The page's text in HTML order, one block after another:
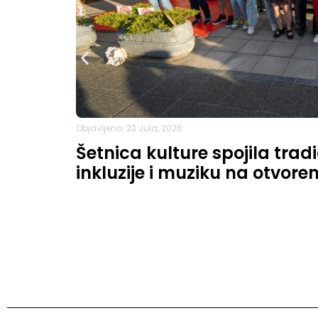
Objavljeno: 23 Jula, 2026
Šetnica kulture spojila
inkluzije i muziku na